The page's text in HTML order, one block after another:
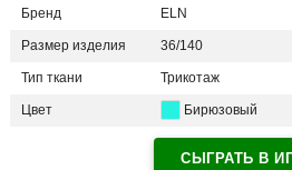
Бренд ELN
Размер изделия 36/140
Тип ткани Трикотаж
Цвет Бирюзовый
СЫГРАТЬ В